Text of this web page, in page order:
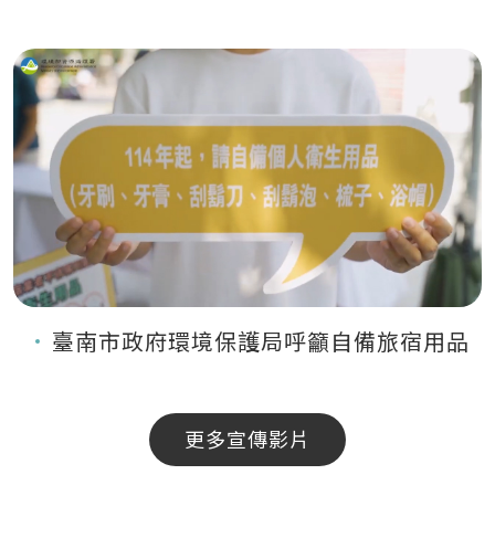
臺南市政府環境保護局呼籲自備旅宿用品
更多宣傳影片